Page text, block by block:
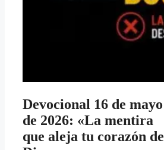
Devocional 16 de mayo
de 2026: «La mentira
que aleja tu corazón de